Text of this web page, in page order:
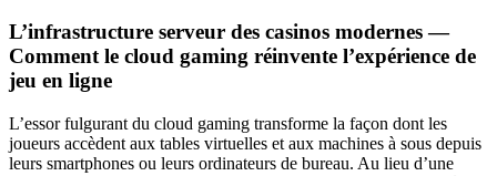
L’infrastructure serveur des casinos modernes —
Comment le cloud gaming réinvente l’expérience de
jeu en ligne
L’essor fulgurant du cloud gaming transforme la façon dont les
joueurs accèdent aux tables virtuelles et aux machines à sous depuis
leurs smartphones ou leurs ordinateurs de bureau. Au lieu d’une